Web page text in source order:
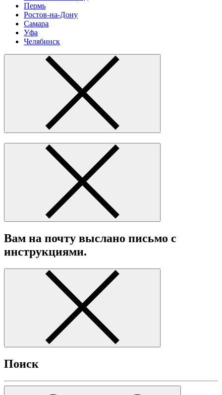
Пермь
Ростов-на-Дону
Самара
Уфа
Челябинск
Вам на почту выслано письмо с
инструкциями.
Поиск